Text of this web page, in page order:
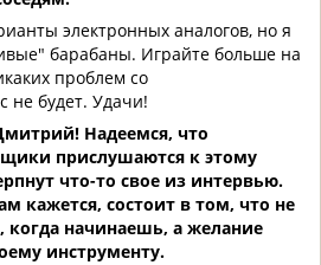
электронных аналогов, но я
барабаны. Играйте больше на
проблем со
не будет. Удачи!
Надеемся, что
прислушаются к этому
что-то свое из интервью.
кажется, состоит в том, что не
начинаешь, а желание
инструменту.